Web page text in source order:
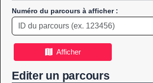
Numéro du parcours à afficher :
Afficher
Editer un parcours